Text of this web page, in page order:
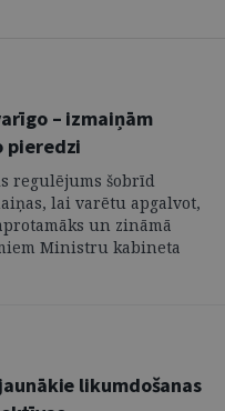
– izmaiņām
pieredzi
regulējums šobrīd
lai varētu apgalvot,
un zināmā
Ministru kabineta
likumdošanas